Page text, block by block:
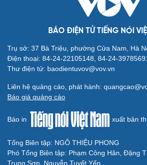
Du lịch
Săn Tour
check-in
Đọc
Hạt
BÁO ĐIỆN TỬ TIẾNG NÓI
Trụ sở: 37 Bà Triệu, phường Cửa Nam, Hà
Điện thoại: 84-24-22105148, 84-24-
Thư điện tử: baodientuvov@vov.vn
Liên hệ quảng cáo, phát hành:
Báo giá quảng cáo
Báo in xuất bản
Tổng Biên tập: NGÔ THIỆU PHONG
Phó Tổng Biên tập: Phạm Công Hân, Đặng
Trung Sơn, Nguyễn Tuyết Yến